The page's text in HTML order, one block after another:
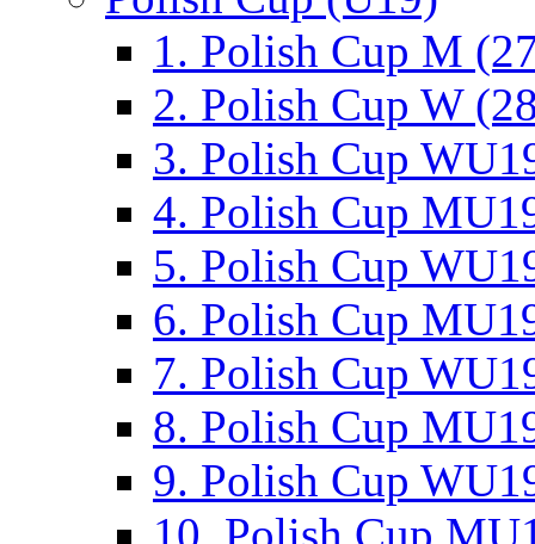
1. Polish Cup M
2. Polish Cup W
3. Polish Cup
4. Polish Cup
5. Polish Cup
6. Polish Cup
7. Polish Cup
8. Polish Cup
9. Polish Cup
10. Polish Cup